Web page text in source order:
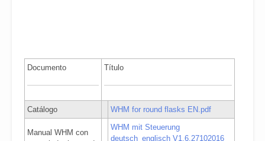
Documento Título
Catálogo WHM for round flasks EN.pdf
Manual WHM con
WHM mit Steuerung
deutsch_englisch V1.6.27102016